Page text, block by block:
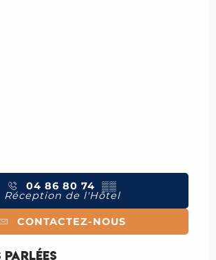
04 86 80 74 ▒▒
Réception de l'Hôtel
CONTACTEZ-NOUS
parlées
parlées